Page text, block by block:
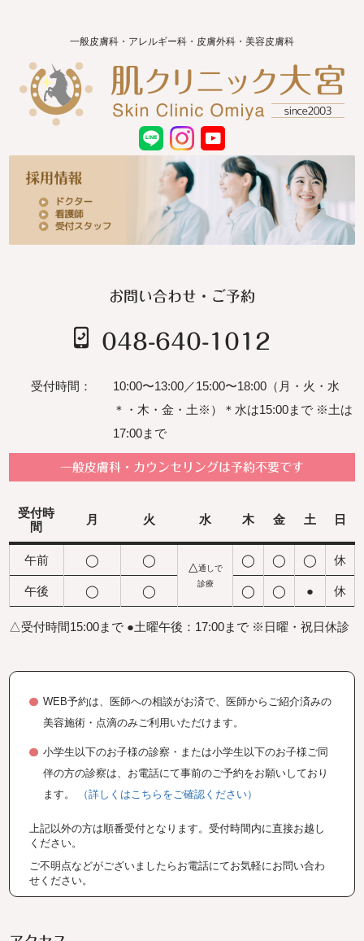
一般皮膚科・アレルギー科・皮膚外科・美容皮膚科
お問い合わせ・ご予約
048-640-1012
受付時間：
10:00〜13:00／15:00〜18:00（月・火・水
＊・木・金・土※）＊水は15:00まで ※土は
17:00まで
一般皮膚科・カウンセリングは予約不要です
受付時
間
月 火 水 木 金 土 日
午前 ◯ ◯ △通しで
診療
◯ ◯ ◯ 休
午後 ◯ ◯ ◯ ◯ ● 休
△受付時間15:00まで ●土曜午後：17:00まで ※日曜・祝日休診
WEB予約は、医師への相談がお済で、医師からご紹介済みの
美容施術・点滴のみご利用いただけます。
小学生以下のお子様の診察・または小学生以下のお子様ご同
伴の方の診察は、お電話にて事前のご予約をお願いしており
ます。
（詳しくはこちらをご確認ください）
上記以外の方は順番受付となります。受付時間内に直接お越し
ください。
ご不明点などがございましたらお電話にてお気軽にお問い合わ
せください。